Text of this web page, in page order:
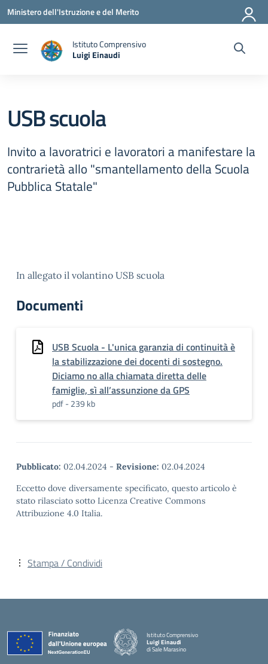
Vai ai contenuti
Vai al menu di navigazione
Vai al footer
Ministero dell'Istruzione e del Merito
Istituto Comprensivo
Luigi Einaudi
— Visita la pagina iniziale della scuola
USB scuola
Invito a lavoratrici e lavoratori a manifestare la
contrarietà allo "smantellamento della Scuola
Pubblica Statale"
In allegato il volantino USB scuola
Documenti
USB Scuola - L'unica garanzia di continuità è
la stabilizzazione dei docenti di sostegno.
Diciamo no alla chiamata diretta delle
famiglie, sì all’assunzione da GPS
pdf - 239 kb
Pubblicato: 02.04.2024 - Revisione: 02.04.2024
Eccetto dove diversamente specificato, questo articolo è
stato rilasciato sotto Licenza Creative Commons
Attribuzione 4.0 Italia.
Stampa / Condividi
Istituto Comprensivo
Luigi Einaudi
di Sale Marasino